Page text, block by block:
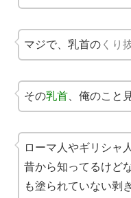
マジで、乳首の くり
その乳首 、俺のこと
ローマ人やギリシャ
昔から知ってるけど
も塗られていない剥